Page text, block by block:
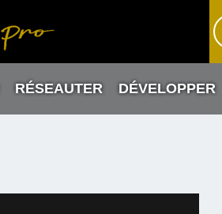
RÉSEAUTER DÉVELOPPER